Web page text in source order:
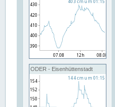
ODER - Eisenhüttenstadt